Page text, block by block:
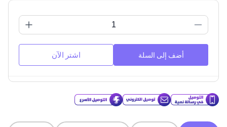
أضف إلى السلة اشتر الآن